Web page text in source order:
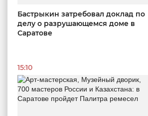
Бастрыкин затребовал доклад по
делу о разрушающемся доме в
Саратове
15:10